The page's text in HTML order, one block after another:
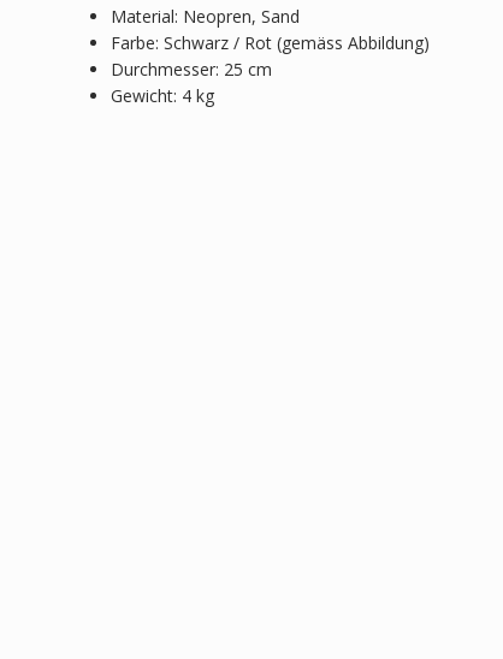
Material: Neopren, Sand
Farbe: Schwarz / Rot (gemäss Abbildung)
Durchmesser: 25 cm
Gewicht: 4 kg